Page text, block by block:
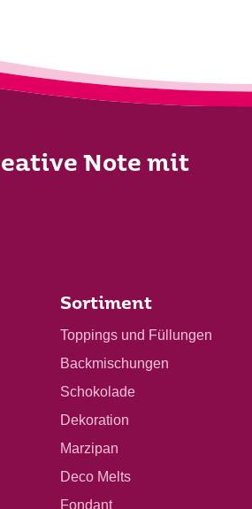
Note mit
Sortiment
Toppings und Füllungen
Backmischungen
Schokolade
Dekoration
Marzipan
Deco Melts
Fondant